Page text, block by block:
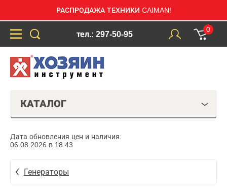
РАСПРОДАЖА ТЕХНИКИ CAIMAN!
тел.: 297-50-95
0
КАТАЛОГ
Дата обновления цен и наличия:
06.08.2026 в 18:43
Генераторы